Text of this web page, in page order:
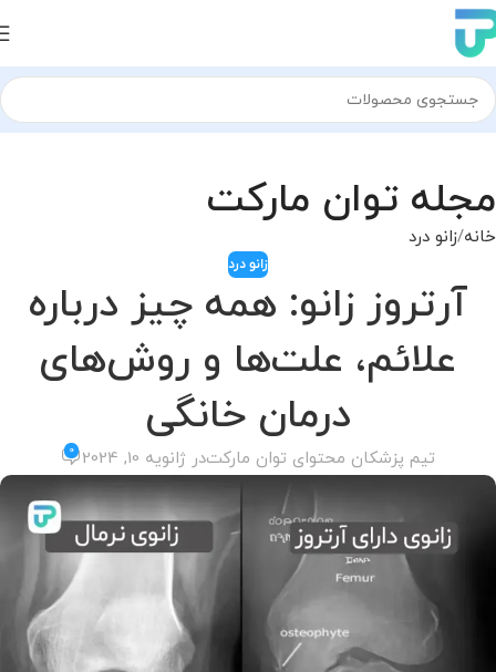
مجله توان مارکت
خانه زانو درد
زانو درد
آرتروز زانو: همه چیز درباره
علائم، علت‌ها و روش‌های
درمان خانگی
تیم پزشکان محتوای توان مارکتدر ژانویه 10, 2024 0